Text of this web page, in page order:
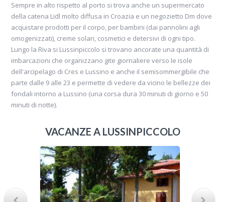
Sempre in alto rispetto al porto si trova anche un supermercato
della catena Lidl molto diffusa in Croazia e un negozietto Dm dove
acquistare prodotti per il corpo, per bambini (dai pannolini agli
omogenizzati), creme solari, cosmetici e detersivi di ogni tipo.
Lungo la Riva si Lussinpiccolo si trovano ancorate una quantità di
imbarcazioni che organizzano gite giornaliere verso le isole
dell'arcipelago di Cres e Lussino e anche il semisommergibile che
parte dalle 9 alle 23 e permette di vedere da vicino le bellezze dei
fondali intorno a Lussino (una corsa dura 30 minuti di giorno e 50
minuti di notte).
VACANZE A LUSSINPICCOLO